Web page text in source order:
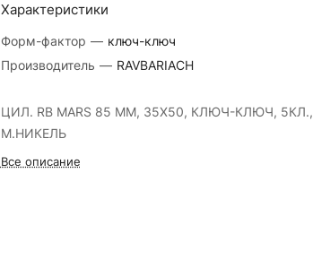
Характеристики
Форм-фактор — ключ-ключ
Производитель — RAVBARIACH
ЦИЛ. RB MARS 85 ММ, 35Х50, КЛЮЧ-КЛЮЧ, 5КЛ.,
М.НИКЕЛЬ
Все описание